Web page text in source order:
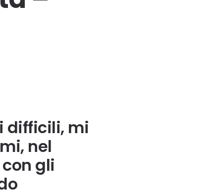
difficili, mi
nel
gli